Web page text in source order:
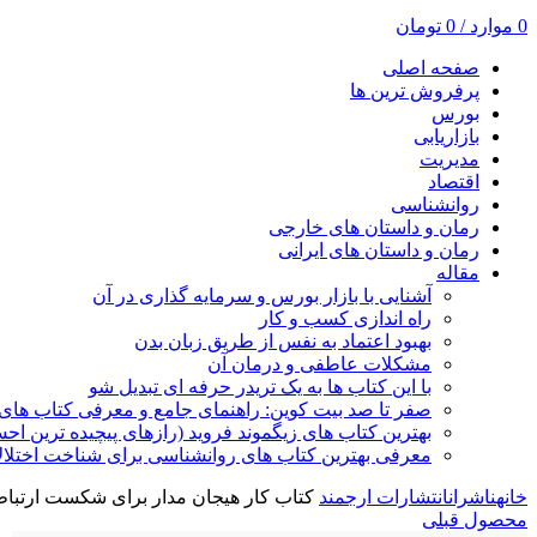
0 موارد /
0 تومان
صفحه اصلی
پرفروش ترین ها
بورس
بازاریابی
مدیریت
اقتصاد
روانشناسی
رمان و داستان های خارجی
رمان و داستان های ایرانی
مقاله
آشنایی با بازار بورس و سرمایه گذاری در آن
راه اندازی کسب و کار
بهبود اعتماد به نفس از طریق زبان بدن
مشکلات عاطفی و درمان آن
با این کتاب ها به یک تریدر حرفه ای تبدیل شو
صفر تا صد بیت کوین: راهنمای جامع و معرفی کتاب های
بهترین کتاب های زیگموند فروید (رازهای پیچیده ترین
معرفی بهترین کتاب های روانشناسی برای شناخت
خانهناشرانانتشارات ارجمند کتاب کار هیجان مدار برای شکست
محصول قبلی